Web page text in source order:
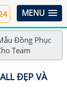
MENU
Đồng Phục
Team
ĐẸP VÀ